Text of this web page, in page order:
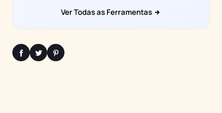
Ver Todas as Ferramentas